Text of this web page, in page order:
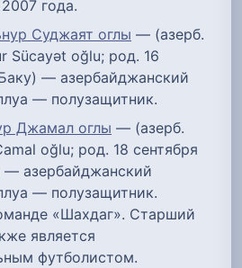
года.
Суджаят оглы — (азерб.
Sücayət oğlu; род. 16
— азербайджанский
— полузащитник.
Джамал оглы — (азерб.
oğlu; род. 18 сентября
— азербайджанский
— полузащитник.
«Шахдаг». Старший
является
футболистом.